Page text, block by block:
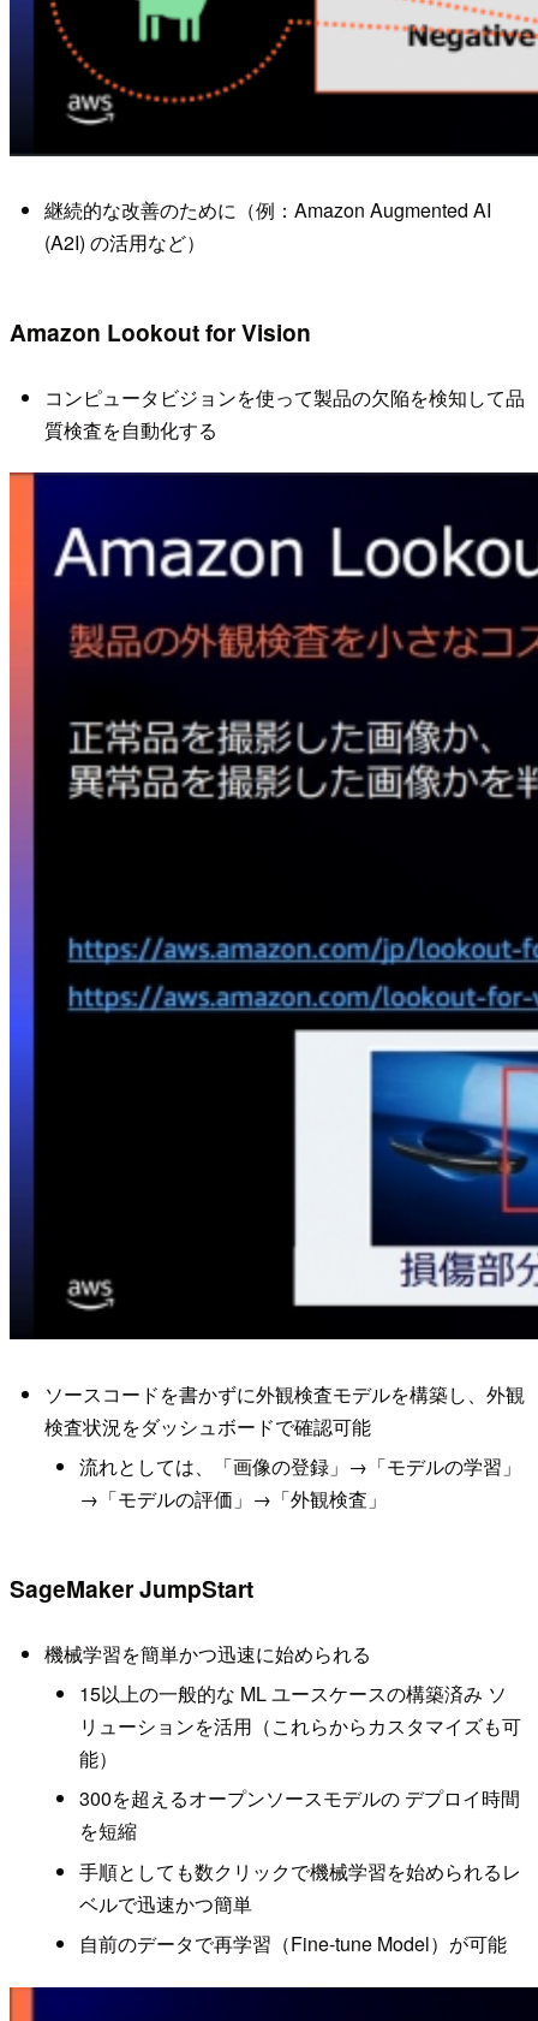
継続的な改善のために（例：Amazon Augmented AI
(A2I) の活用など）
Amazon Lookout for Vision
コンピュータビジョンを使って製品の欠陥を検知して品
質検査を自動化する
ソースコードを書かずに外観検査モデルを構築し、外観
検査状況をダッシュボードで確認可能
流れとしては、「画像の登録」→「モデルの学習」
→「モデルの評価」→「外観検査」
SageMaker JumpStart
機械学習を簡単かつ迅速に始められる
15以上の一般的な ML ユースケースの構築済み ソ
リューションを活用（これらからカスタマイズも可
能）
300を超えるオープンソースモデルの デプロイ時間
を短縮
手順としても数クリックで機械学習を始められるレ
ベルで迅速かつ簡単
自前のデータで再学習（Fine-tune Model）が可能